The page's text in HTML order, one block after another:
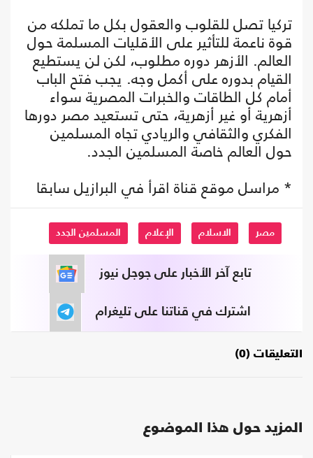
تركيا تصل للقلوب والعقول بكل ما تملكه من
قوة ناعمة للتأثير على الأقليات المسلمة حول
العالم. الأزهر دوره مطلوب، لكن لن يستطيع
القيام بدوره على أكمل وجه. يجب فتح الباب
أمام كل الطاقات والخبرات المصرية سواء
أزهرية أو غير أزهرية، حتى تستعيد مصر دورها
الفكري والثقافي والريادي تجاه المسلمين
حول العالم خاصة المسلمين الجدد.
* مراسل موقع قناة اقرأ في البرازيل سابقا
مصر الاسلام الإعلام المسلمين الجدد
تابع آخر الأخبار على جوجل نيوز
اشترك في قناتنا على تليغرام
التعليقات (0)
المزيد حول هذا الموضوع